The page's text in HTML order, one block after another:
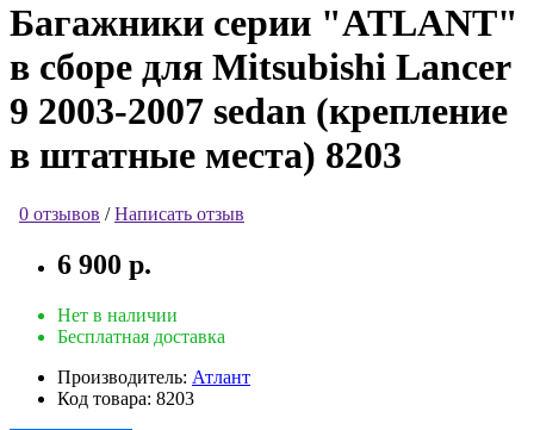
Багажники серии "ATLANT"
в сборе для Mitsubishi Lancer
9 2003-2007 sedan (крепление
в штатные места) 8203
0 отзывов /Написать отзыв
6 900 р.
Нет в наличии
Бесплатная доставка
Производитель: Атлант
Код товара: 8203